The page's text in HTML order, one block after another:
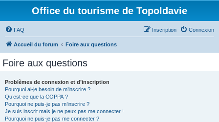
Office du tourisme de Topoldavie
FAQ Connexion
Inscription
Accueil du forum Foire aux questions
Foire aux questions
Problèmes de connexion et d’inscription
Pourquoi ai-je besoin de m’inscrire ?
Qu’est-ce que la COPPA ?
Pourquoi ne puis-je pas m’inscrire ?
Je suis inscrit mais je ne peux pas me connecter !
Pourquoi ne puis-je pas me connecter ?